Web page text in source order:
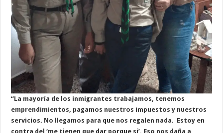
“La mayoría de los inmigrantes trabajamos, tenemos
emprendimientos, pagamos nuestros impuestos y nuestros
servicios. No llegamos para que nos regalen nada. Estoy en
contra del ‘me tienen que dar porque sí’. Eso nos daña a